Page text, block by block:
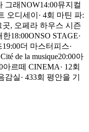
그래NOW14:00뮤지컬
오디세이 · 4회 마틴 파:
곳, 오페라 하우스 시즌
한18:00ONSO STAGE·
19:00더 마스터피스·
de la musique20:00아
아르떼 CINEMA· 12회
감실· 433회 평안을 기